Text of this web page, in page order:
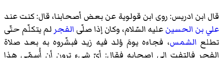
قال ابن ادريس: روى ابن قولوية عن بعض أصحابنا، قال: كنت عند
علي بن الحسينعليه السّلام، وكان إذا صلّى الفجر لم يتكلّم حتّى
تطلع الشمس، فجاءه يومَ وُلد فيه زيد فبشّروه به بعد صلاة
الفجر فالتفت إلى اصحابه فقال: أيّ شيء ترون أن أُسمّي هذا